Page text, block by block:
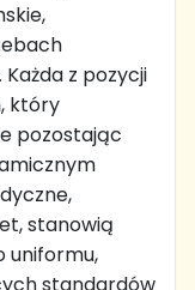
z pozycji
który
pozostając
stanowią
uniformu,